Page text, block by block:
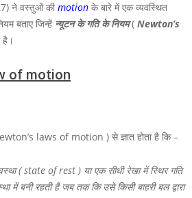
ने वस्तुओं कीmotion के बारे में एक व्यवस्थित
बताए जिन्हें न्यूटन के गति के नियम( Newton’s
है।
of motion
laws of motion ) से ज्ञात होता है कि –
( state of rest ) या एक सीधी रेखा में स्थिर गति
बनी रहती है जब तक कि उसे किसी बाहरी बल द्वारा